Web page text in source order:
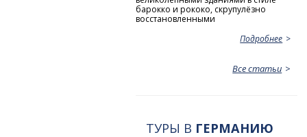
барокко и рококо, скрупулёзно
восстановленными
Подробнее
Все статьи
ТУРЫ В ГЕРМАНИЮ